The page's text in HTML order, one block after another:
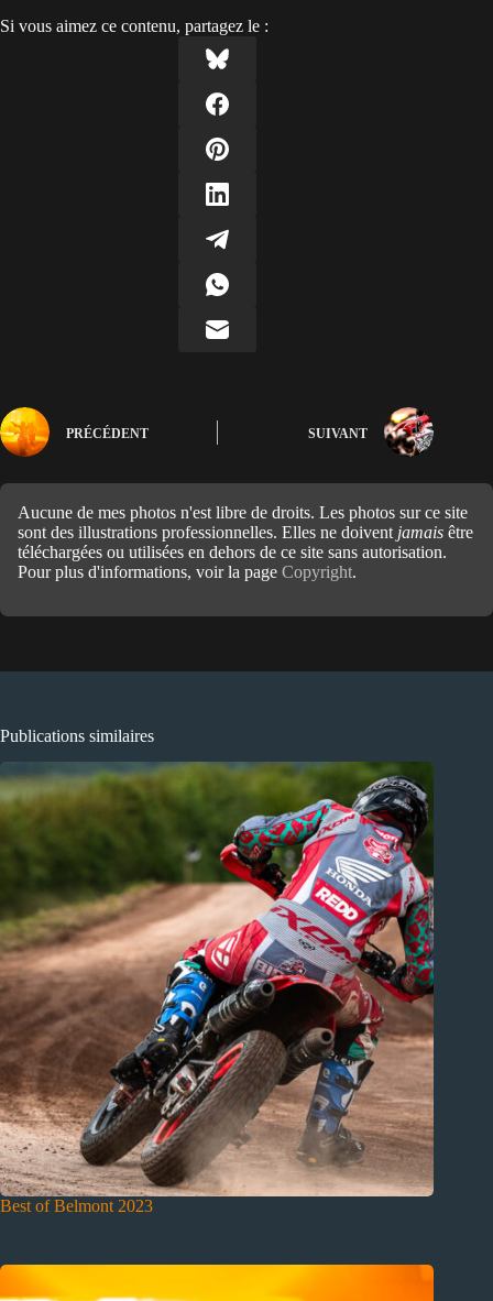
Si vous aimez ce contenu, partagez le :
PRÉCÉDENT SUIVANT
Aucune de mes photos n'est libre de droits. Les photos sur ce site
sont des illustrations professionnelles. Elles ne doivent jamais être
téléchargées ou utilisées en dehors de ce site sans autorisation.
Pour plus d'informations, voir la page Copyright.
Publications similaires
Best of Belmont 2023